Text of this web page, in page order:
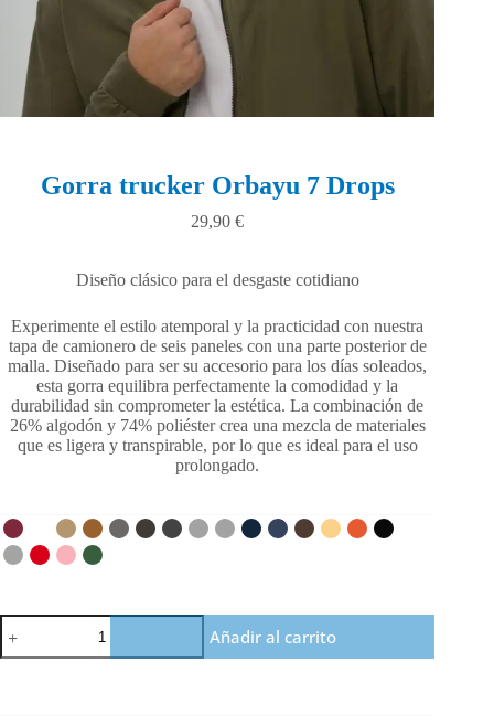
Gorra trucker Orbayu 7 Drops
29,90€
Diseño clásico para el desgaste cotidiano
Experimente el estilo atemporal y la practicidad con nuestra
tapa de camionero de seis paneles con una parte posterior de
malla. Diseñado para ser su accesorio para los días soleados,
esta gorra equilibra perfectamente la comodidad y la
durabilidad sin comprometer la estética. La combinación de
26% algodón y 74% poliéster crea una mezcla de materiales
que es ligera y transpirable, por lo que es ideal para el uso
prolongado.
Gorra
trucker
Orbayu
Añadir al carrito